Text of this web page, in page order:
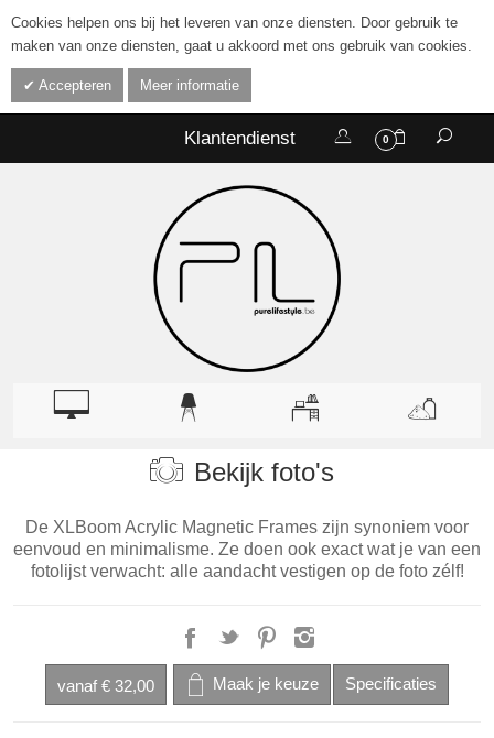
Cookies helpen ons bij het leveren van onze diensten. Door gebruik te
maken van onze diensten, gaat u akkoord met ons gebruik van cookies.
Accepteren Meer informatie
0
Klantendienst
Bekijk foto's
De XLBoom Acrylic Magnetic Frames zijn synoniem voor
eenvoud en minimalisme. Ze doen ook exact wat je van een
fotolijst verwacht: alle aandacht vestigen op de foto zélf!
vanaf € 32,00